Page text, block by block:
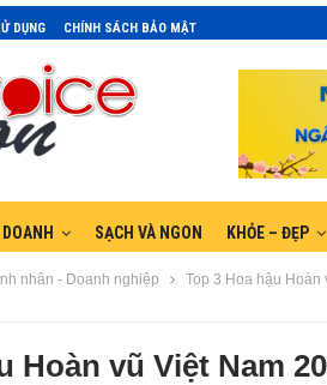
DỤNG CHÍNH SÁCH BẢO MẬT
SẠCH VÀ NGON KHỎE – ĐẸP
nhân - Doanh nghiệp Top 3 Hoa hậu Hoàn
Hoàn vũ Việt Nam